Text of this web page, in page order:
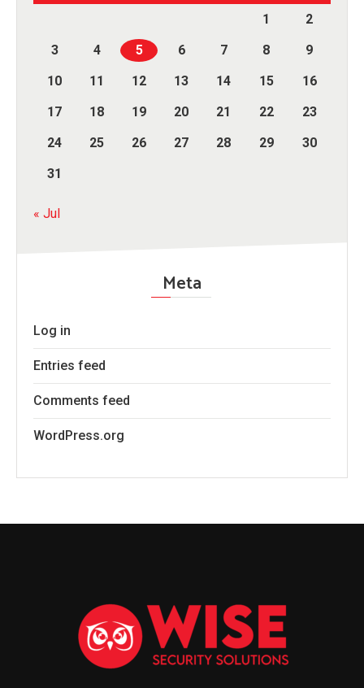
1
2
3
4 5 6 7 8
9
10
11 12 13 14 15
16
17
18 19 20 21 22
23
24
25 26 27 28 29
30
31
« Jul
Meta
Log in
Entries feed
Comments feed
WordPress.org